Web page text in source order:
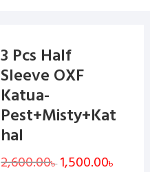
3 Pcs Half
Sleeve OXF
Katua-
Pest+Misty+Kat
hal
2,600.00৳ Original
1,500.00৳